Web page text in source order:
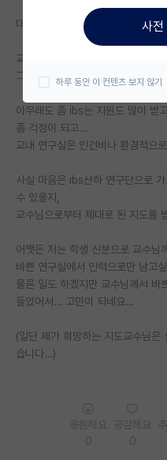
미국 대학원 합격 후기 게
대학원생 모집 게시판
연구실(PI) 홍보 게시판
석박사 채용 정보 게시판
학부 인턴 게시판
임용 후기 게시판
PI 전용 게시판
특수/전문대학원 게시판
대학원 진학을 고민하고 있는 학부
교내에 ibs 산하 연구단을 이끄는 교
그냥 교내에서 연구실을 운영하는
아무래도 좀 ibs는 지원도 많이 받
좀 걱정이 되고…
교내 연구실은 인건비나 환경적으
사실 마음은 ibs산하 연구단으로
수 있을지,
교수님으로부터 제대로 된 지도를
어쨋든 저는 학생 신분으로 교수님
바쁜 연구실에서 인력으로만 남고
물론 일도 하겠지만 교수님께서 바
들었어서… 고민이 되네요…
(일단 제가 희망하는 지도교수님은
습니다…)
사전
하루 동안 이 컨텐츠 보지 않기